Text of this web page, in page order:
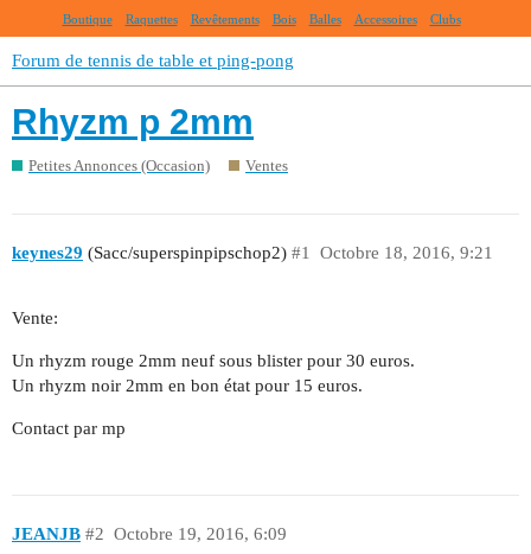
Boutique Raquettes Revêtements Bois Balles Accessoires Clubs
Forum de tennis de table et ping-pong
Rhyzm p 2mm
Petites Annonces (Occasion) Ventes
keynes29 (Sacc/superspinpipschop2) Octobre 18, 2016, 9:21
#1
Vente:
Un rhyzm rouge 2mm neuf sous blister pour 30 euros.
Un rhyzm noir 2mm en bon état pour 15 euros.
Contact par mp
JEANJB Octobre 19, 2016, 6:09
#2